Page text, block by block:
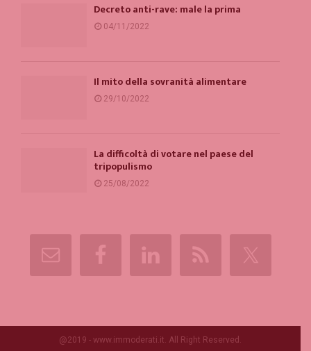
Decreto anti-rave: male la prima
04/11/2022
Il mito della sovranità alimentare
29/10/2022
La difficoltà di votare nel paese del
tripopulismo
25/08/2022
@2019 - www.immoderati.it. All Right Reserved.